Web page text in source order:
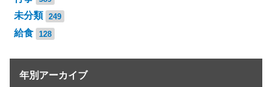
未分類 249
給食 128
年別アーカイブ